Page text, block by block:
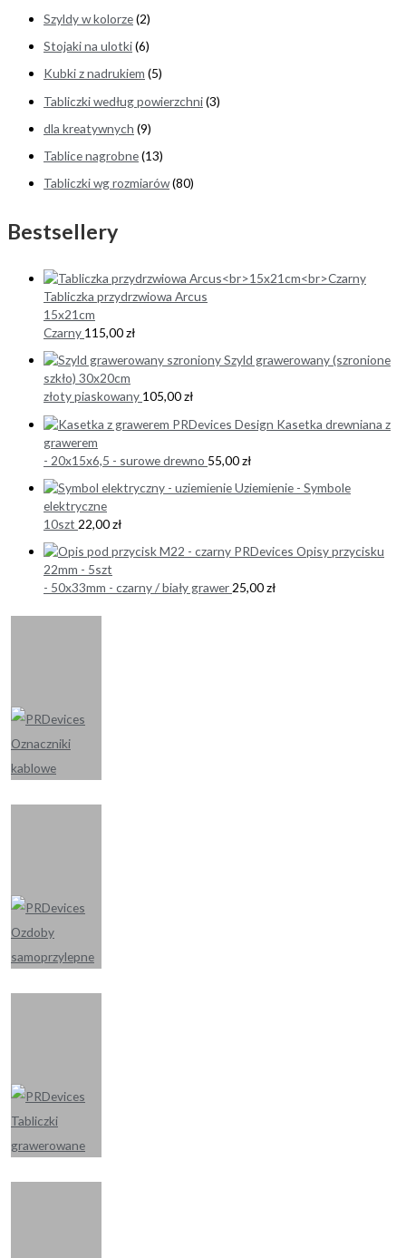
Szyldy w kolorze(2)
Stojaki na ulotki(6)
Kubki z nadrukiem (5)
Tabliczki według powierzchni(3)
dla kreatywnych (9)
Tablice nagrobne(13)
Tabliczki wg rozmiarów(80)
Bestsellery
Tabliczka przydrzwiowa Arcus
15x21cm
Czarny 115,00zł
Szyld grawerowany (szronione
szkło) 30x20cm
złoty piaskowany 105,00zł
Kasetka drewniana z
grawerem
- 20x15x6,5 - surowe drewno 55,00zł
Uziemienie - Symbole
elektryczne
10szt 22,00zł
Opisy przycisku
22mm - 5szt
- 50x33mm - czarny / biały grawer 25,00zł